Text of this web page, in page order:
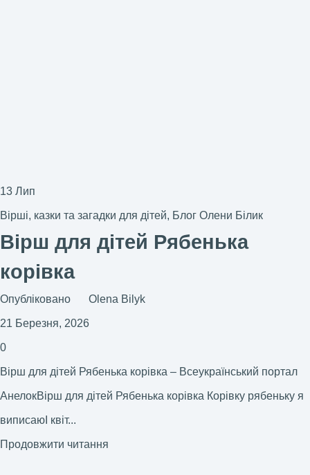
13 Лип
Вірші, казки та загадки для дітей, Блог Олени Білик
Вірш для дітей Рябенька
корівка
Опубліковано Olena Bilyk
21 Березня, 2026
0
Вірш для дітей Рябенька корівка – Всеукраїнський портал
АнелокВірш для дітей Рябенька корівка Корівку рябеньку я
виписаюІ квіт...
Продовжити читання